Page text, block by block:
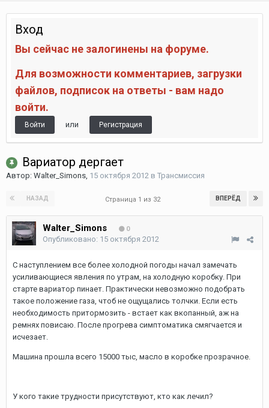
Вход
Вы сейчас не залогинены на форуме.
Для возможности комментариев, загрузки
файлов, подписок на ответы - вам надо
войти.
Войти или Регистрация
Вариатор дергает
Автор: Walter_Simons, 15 октября 2012 в Трансмиссия
НАЗАД ВПЕРЁД
Страница 1 из 32
Walter_Simons 0
Опубликовано: 15 октября 2012
С наступлением все более холодной погоды начал замечать
усиливающиеся явления по утрам, на холодную коробку. При
старте вариатор пинает. Практически невозможно подобрать
такое положение газа, чтоб не ощущались толчки. Если есть
необходимость притормозить - встает как вкопанный, аж на
ремнях повисаю. После прогрева симптоматика смягчается и
исчезает.
Машина прошла всего 15000 тыс, масло в коробке прозрачное.
У кого такие трудности присутствуют, кто как лечил?